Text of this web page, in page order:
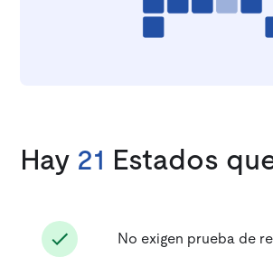
Hay 21 Estados
No exigen prueba de